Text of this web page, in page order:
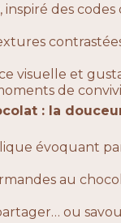
inspiré des
visuelle et
de
: la
évoquant
au
ou